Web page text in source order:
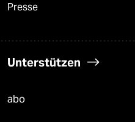
Presse
Unterstützen
abo